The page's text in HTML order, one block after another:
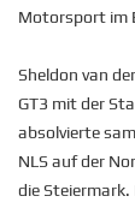
Motorsport im
Sheldon van
GT3 mit der
absolvierte
NLS auf der
die